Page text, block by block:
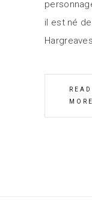
il est né
READ
MORE